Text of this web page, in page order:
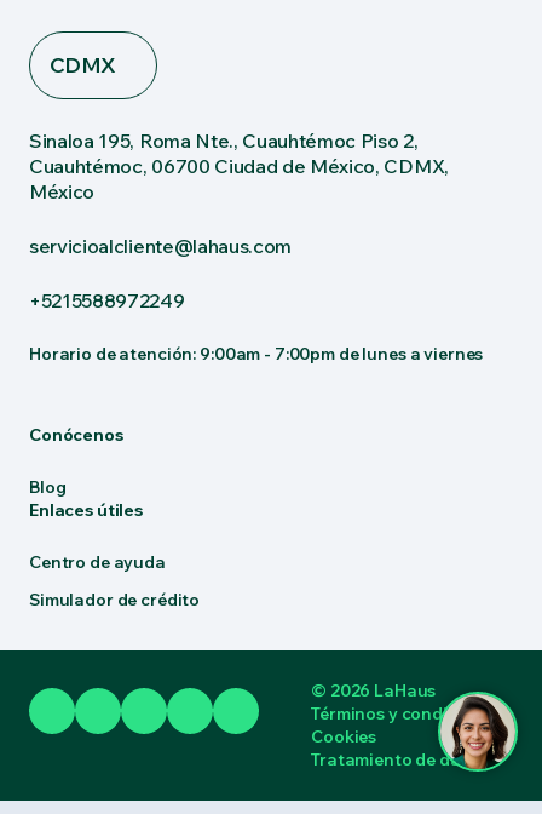
CDMX
Sinaloa 195, Roma Nte., Cuauhtémoc Piso 2,
Cuauhtémoc, 06700 Ciudad de México, CDMX,
México
servicioalcliente@lahaus.com
+5215588972249
Horario de atención: 9:00am - 7:00pm de lunes a viernes
Conócenos
Blog
Enlaces útiles
Centro de ayuda
Simulador de crédito
© 2026 LaHaus
Términos y condiciones
Cookies
Tratamiento de datos